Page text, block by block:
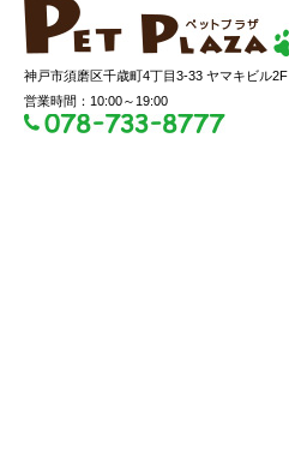
神戸市須磨区千歳町4丁目3-33 ヤマキビル2F
営業時間：10:00～19:00